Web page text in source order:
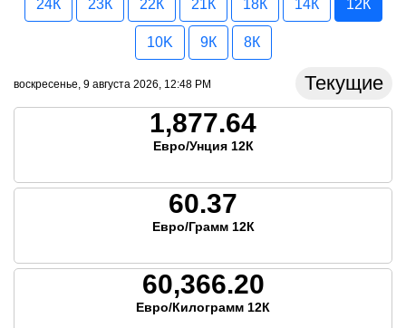
24К 23К 22К 21К 18К 14К 12К
10K 9К 8К
воскресенье, 9 августа 2026, 12:48 PM Текущие
1,877.64
Евро/Унция 12К
60.37
Евро/Грамм 12К
60,366.20
Евро/Килограмм 12К